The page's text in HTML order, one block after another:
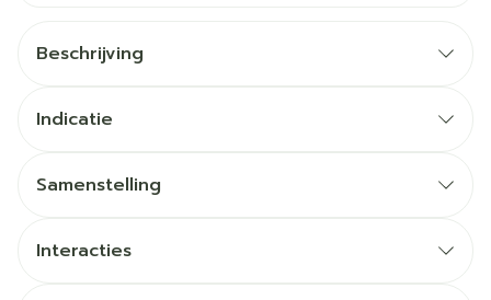
Beschrijving
Indicatie
Samenstelling
Interacties